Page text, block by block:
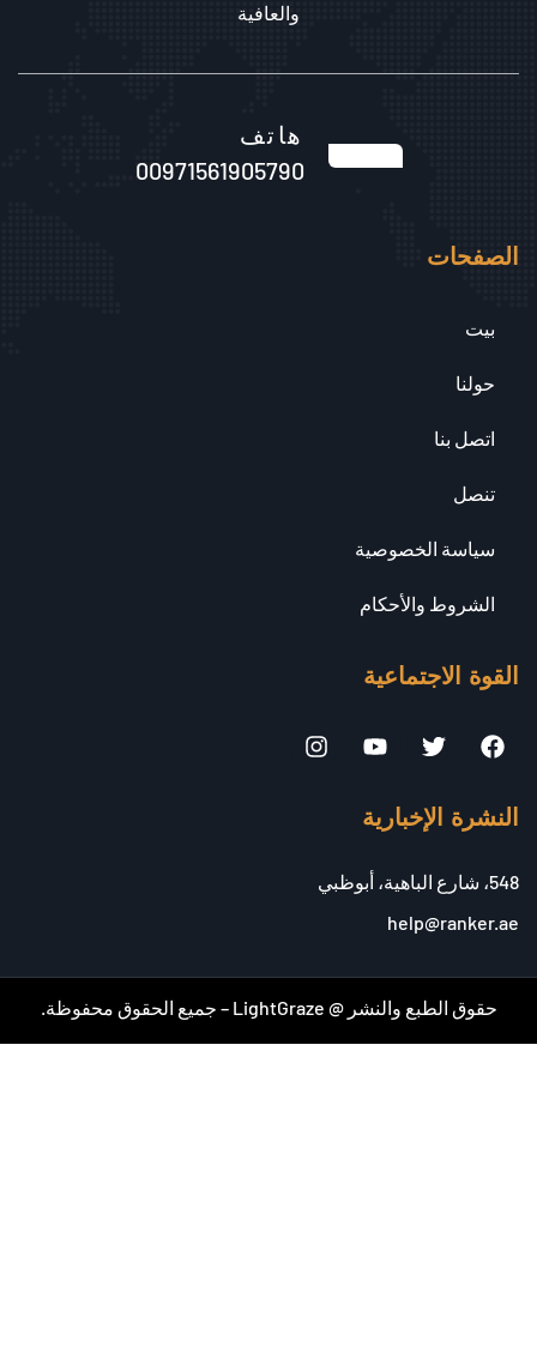
والعافية
هاتف
00971561905790
الصفحات
بيت
حولنا
اتصل بنا
تنصل
سياسة الخصوصية
الشروط والأحكام
القوة الاجتماعية
النشرة الإخبارية
548، شارع الباهية، أبوظبي
help@ranker.ae
حقوق الطبع والنشر @ LightGraze – جميع الحقوق محفوظة.